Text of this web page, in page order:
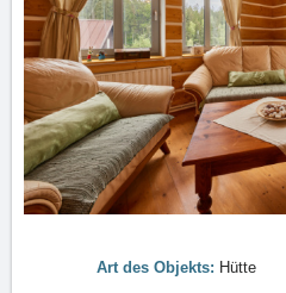
Art des Objekts: Hütte